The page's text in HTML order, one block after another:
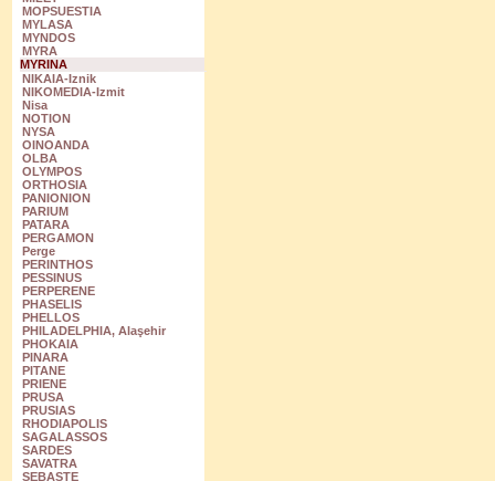
MOPSUESTIA
MYLASA
MYNDOS
MYRA
MYRINA
NIKAIA-Iznik
NIKOMEDIA-Izmit
Nisa
NOTION
NYSA
OINOANDA
OLBA
OLYMPOS
ORTHOSIA
PANIONION
PARIUM
PATARA
PERGAMON
Perge
PERINTHOS
PESSINUS
PERPERENE
PHASELIS
PHELLOS
PHILADELPHIA, Alaşehir
PHOKAIA
PINARA
PITANE
PRIENE
PRUSA
PRUSIAS
RHODIAPOLIS
SAGALASSOS
SARDES
SAVATRA
SEBASTE